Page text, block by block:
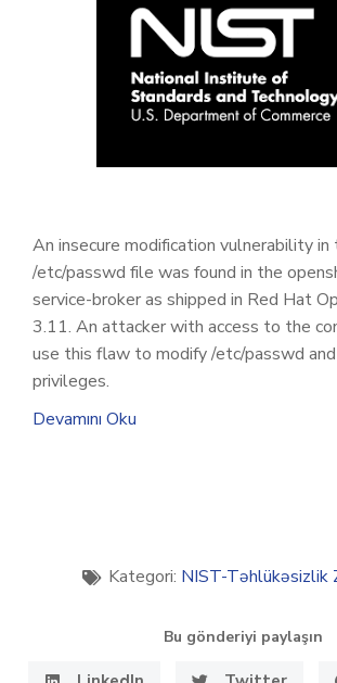
An insecure modification vulnerability in
/etc/passwd file was found in the
service-broker as shipped in Red Hat
3.11. An attacker with access to the
use this flaw to modify /etc/passwd
privileges.
Devamını Oku
Kategori: NIST-Təhlükəsizlik
Bu gönderiyi paylaşın